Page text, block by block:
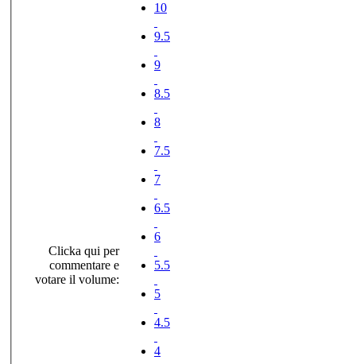
Clicka qui per
commentare e
votare il volume:
10
9.5
9
8.5
8
7.5
7
6.5
6
5.5
5
4.5
4